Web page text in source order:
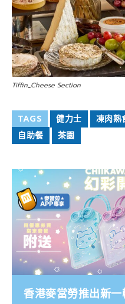
Tiffin_Cheese Section
TAGS 健力士 凍肉熟
自助餐
茶園
香港麥當勞推出新